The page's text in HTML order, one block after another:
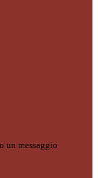
un messaggio